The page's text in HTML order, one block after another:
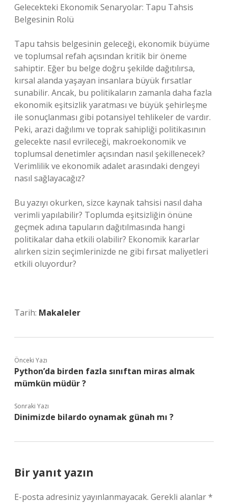
Gelecekteki Ekonomik Senaryolar: Tapu Tahsis
Belgesinin Rolü
Tapu tahsis belgesinin geleceği, ekonomik büyüme
ve toplumsal refah açısından kritik bir öneme
sahiptir. Eğer bu belge doğru şekilde dağıtılırsa,
kırsal alanda yaşayan insanlara büyük fırsatlar
sunabilir. Ancak, bu politikaların zamanla daha fazla
ekonomik eşitsizlik yaratması ve büyük şehirleşme
ile sonuçlanması gibi potansiyel tehlikeler de vardır.
Peki, arazi dağılımı ve toprak sahipliği politikasının
gelecekte nasıl evrileceği, makroekonomik ve
toplumsal denetimler açısından nasıl şekillenecek?
Verimlilik ve ekonomik adalet arasındaki dengeyi
nasıl sağlayacağız?
Bu yazıyı okurken, sizce kaynak tahsisi nasıl daha
verimli yapılabilir? Toplumda eşitsizliğin önüne
geçmek adına tapuların dağıtılmasında hangi
politikalar daha etkili olabilir? Ekonomik kararlar
alırken sizin seçimlerinizde ne gibi fırsat maliyetleri
etkili oluyordur?
Tarih: Makaleler
Önceki Yazı
Python’da birden fazla sınıftan miras almak
mümkün müdür ?
Sonraki Yazı
Dinimizde bilardo oynamak günah mı ?
Bir yanıt yazın
E-posta adresiniz yayınlanmayacak. Gerekli alanlar*